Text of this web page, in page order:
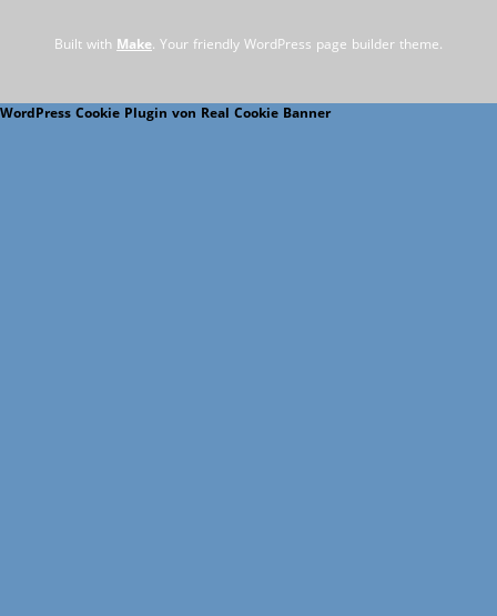
Built with Make. Your friendly WordPress page builder theme.
WordPress Cookie Plugin von Real Cookie Banner